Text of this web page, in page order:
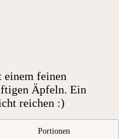
einem feinen
Äpfeln. Ein
reichen :)
Portionen